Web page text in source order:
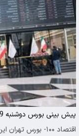
پیش بینی بورس دوشنبه 19 خرداد 1404 / شاخص‌ها در مدار احتیاط
اقتصاد ۱۰۰- بورس